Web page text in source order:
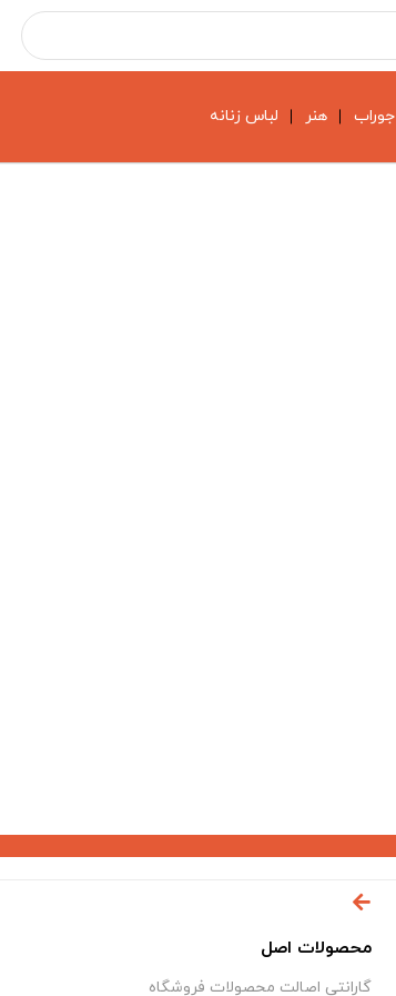
جوراب هنر لباس زنانه
محصولات اصل
گارانتی اصالت محصولات فروشگاه